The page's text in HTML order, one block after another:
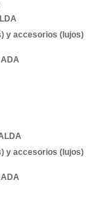
y accesorios (lujos)
y accesorios (lujos)